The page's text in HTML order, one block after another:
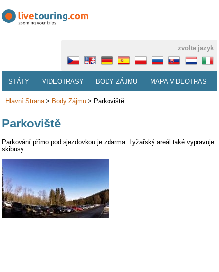
zvolte jazyk
STÁTY VIDEOTRASY BODY ZÁJMU MAPA VIDEOTRAS
Hlavní Strana> Body Zájmu> Parkoviště
Parkoviště
Parkování přímo pod sjezdovkou je zdarma. Lyžařský areál také vypravuje
skibusy.